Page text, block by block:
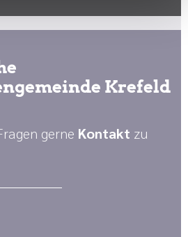
Krefeld
gerne Kontakt zu